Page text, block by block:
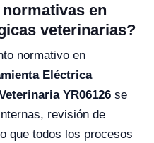
en
veterinarias?
normativo en
Eléctrica
YR06126 se
revisión de
que todos los procesos